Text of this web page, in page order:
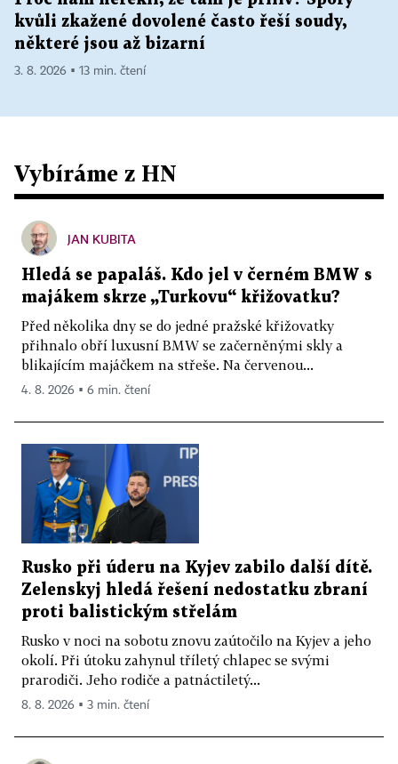
kvůli zkažené dovolené často řeší soudy,
některé jsou až bizarní
3. 8. 2026 ▪ 13 min. čtení
Vybíráme z HN
JAN KUBITA
Hledá se papaláš. Kdo jel v černém BMW s
majákem skrze „Turkovu“ křižovatku?
Před několika dny se do jedné pražské křižovatky
přihnalo obří luxusní BMW se začerněnými skly a
blikajícím majáčkem na střeše. Na červenou...
4. 8. 2026 ▪ 6 min. čtení
Rusko při úderu na Kyjev zabilo další dítě.
Zelenskyj hledá řešení nedostatku zbraní
proti balistickým střelám
Rusko v noci na sobotu znovu zaútočilo na Kyjev a jeho
okolí. Při útoku zahynul tříletý chlapec se svými
prarodiči. Jeho rodiče a patnáctiletý...
8. 8. 2026 ▪ 3 min. čtení